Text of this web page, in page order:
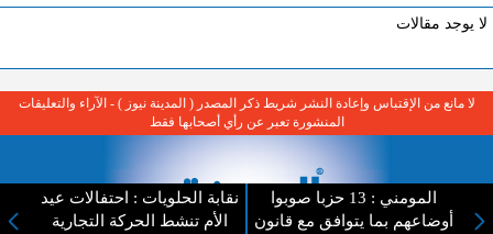
لا يوجد مقالات
المومني : 13 حزبا صوبوا
أوضاعهم بما يتوافق مع قانون
نقابة الحلويات : احتفالات عيد
الأم تنشط الحركة التجارية
لا مانع من الإقتباس وإعادة النشر شريط ذكر المصدر ( المدينة نيوز ) - الآراء والتعليقات
المنشورة تعبر عن رأي أصحابها فقط